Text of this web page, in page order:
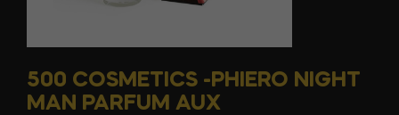
500 COSMETICS -PHIERO NIGHT
MAN PARFUM AUX